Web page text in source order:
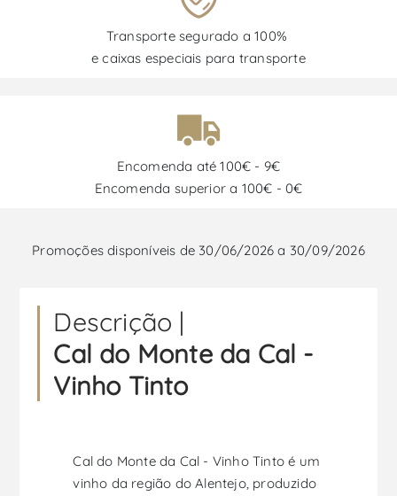
Transporte segurado a 100%
e caixas especiais para transporte
Encomenda até 100€ - 9€
Encomenda superior a 100€ - 0€
Promoções disponíveis de 30/06/2026 a 30/09/2026
Descrição |
Cal do Monte da Cal -
Vinho Tinto
Cal do Monte da Cal - Vinho Tinto é um
vinho da região do Alentejo, produzido